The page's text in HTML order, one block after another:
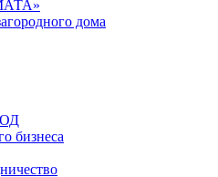
дома
бизнеса